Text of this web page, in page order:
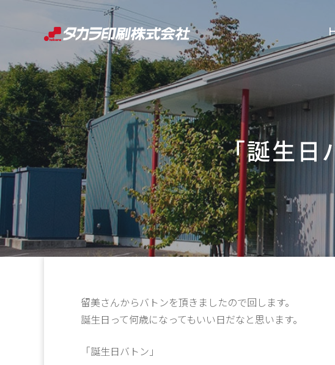
ン
ツ
へ
ス
キ
ッ
プ
「誕生日
留美さんからバトンを頂きましたので回します。
誕生日って何歳になってもいい日だなと思います。
「誕生日バトン」